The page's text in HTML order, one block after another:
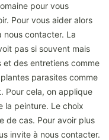
pour vous
Pour vous aider alors
nous contacter. La
pas si souvent mais
des entretiens comme
parasites comme
Pour cela, on applique
la peinture. Le choix
de cas. Pour avoir plus
invite à nous contacter.